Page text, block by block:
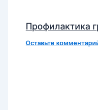
Профилактика
Оставьте